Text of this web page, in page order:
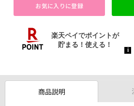
お気に入りに登録
商品説明